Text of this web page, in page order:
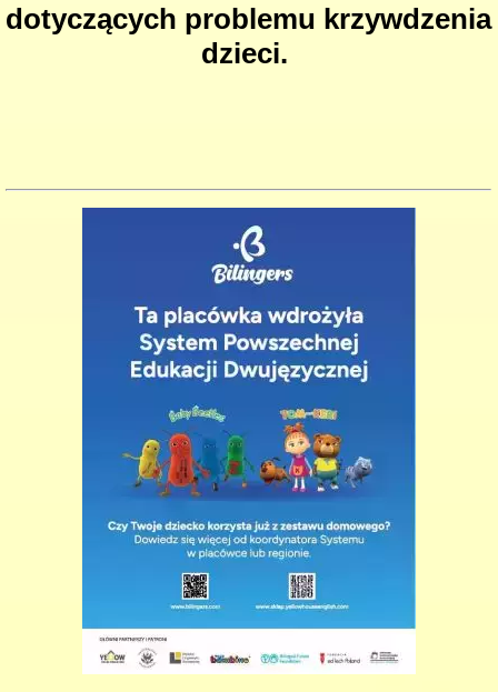
dotyczących problemu krzywdzenia
dzieci.